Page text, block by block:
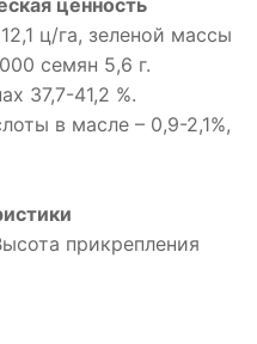
ценность
ц/га, зеленой массы
семян 5,6 г.
37,7-41,2 %.
в масле – 0,9-2,1%,
прикрепления